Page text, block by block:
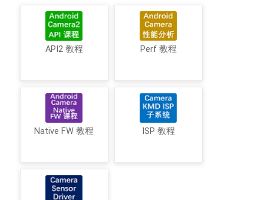
API2 教程 Perf 教程
Native FW 教程 ISP 教程